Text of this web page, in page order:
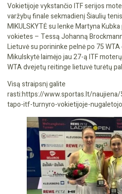
Vokietijoje vykstančio ITF serijos
varžybų finale sekmadienį Šiaulių
MIKULSKYTĖ su lenke Martyna
vokietes – Tessą Johanną
Lietuvė su porininke pelnė po 75
Mikulskytė laimėjo jau 27-ą ITF
WTA dvejetų reitinge lietuvė turėtų
Visą straipsnį galite
rasti:https://www.sportas.lt/
tapo-itf-turnyro-vokietijoje-